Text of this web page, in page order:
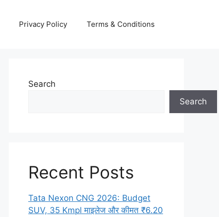
Privacy Policy Terms & Conditions
Search
Search
Recent Posts
Tata Nexon CNG 2026: Budget
SUV, 35 Kmpl माइलेज और कीमत ₹6.20